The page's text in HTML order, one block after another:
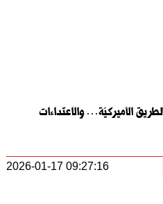
الأميركيّة… والاعتداءات
2026-01-17 09:27:16